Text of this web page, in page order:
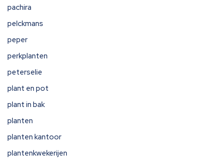
pachira
pelckmans
peper
perkplanten
peterselie
plant en pot
plant in bak
planten
planten kantoor
plantenkwekerijen